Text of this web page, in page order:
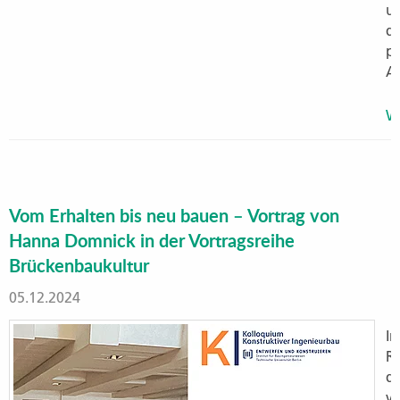
Vom Erhalten bis neu bauen – Vortrag von
Hanna Domnick in der Vortragsreihe
Brückenbaukultur
05.12.2024